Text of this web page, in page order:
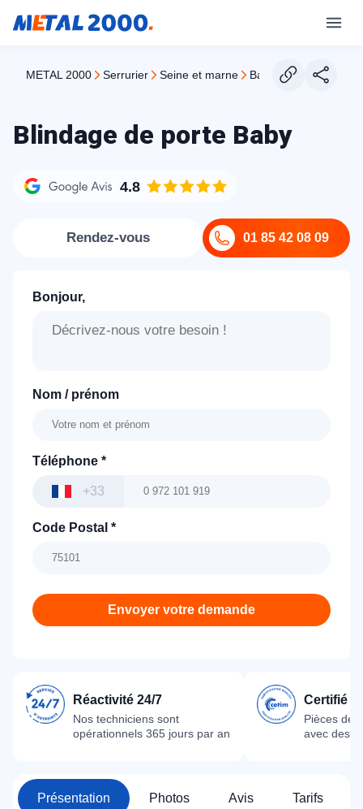
METAL 2000 serrurier seine et marne baby
Blindage de porte Baby
4.8
01 85 42 08 09
Rendez-vous
Bonjour,
Nom / prénom
Téléphone *
+33
Code Postal *
Envoyer votre demande
Réactivité 24/7
Nos techniciens sont
opérationnels 365 jours par an
Certifié
Pièces
avec des
Présentation Photos Avis Tarifs